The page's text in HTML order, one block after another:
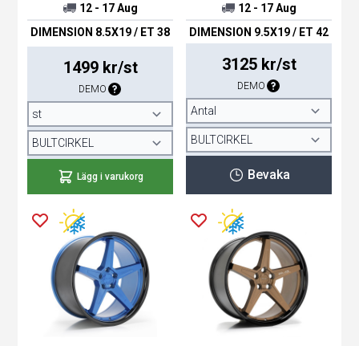
12 - 17 Aug
DIMENSION 8.5X19 / ET 38
1499 kr/st
DEMO
Lägg i varukorg
12 - 17 Aug
DIMENSION 9.5X19 / ET 42
3125 kr/st
DEMO
Bevaka